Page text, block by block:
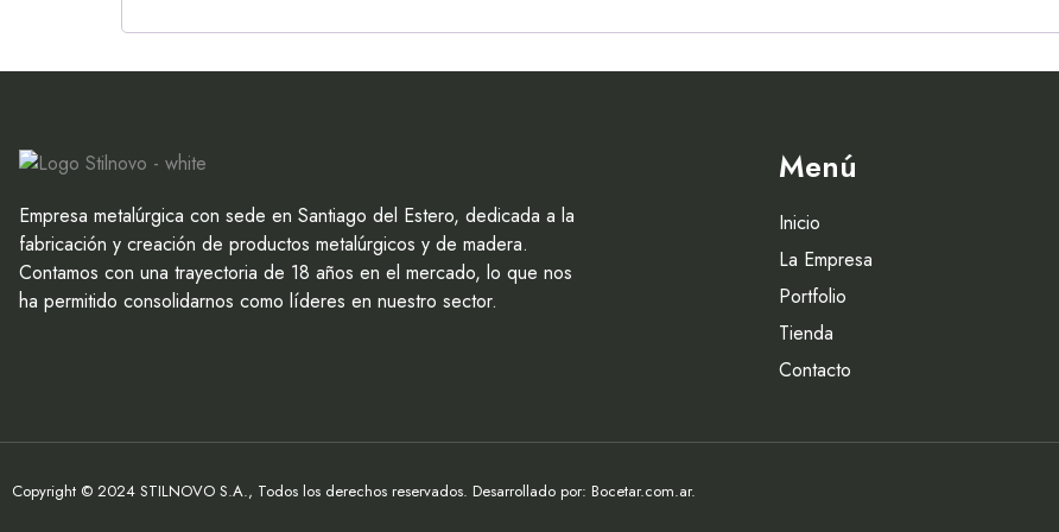
Empresa metalúrgica con sede en Santiago del Estero, dedicada a la
fabricación y creación de productos metalúrgicos y de madera.
Contamos con una trayectoria de 18 años en el mercado, lo que nos
ha permitido consolidarnos como líderes en nuestro sector.
Menú
Inicio
La Empresa
Portfolio
Tienda
Contacto
Copyright © 2024 STILNOVO S.A., Todos los derechos reservados. Desarrollado por: Bocetar.com.ar.